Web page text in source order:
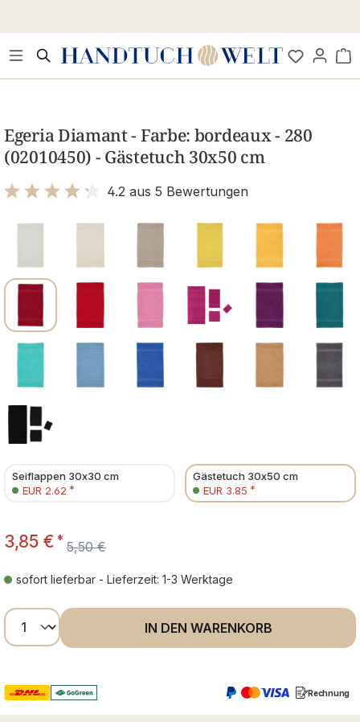
Egeria Diamant - Farbe: bordeaux - 280
(02010450) - Gästetuch 30x50 cm
4.2 aus 5 Bewertungen
Seiflappen 30x30 cm
EUR 2.62 *
Gästetuch 30x50 cm
EUR 3.85 *
3,85 € * 5,50 €
sofort lieferbar - Lieferzeit: 1-3 Werktage
Produkt Anzahl: Gib den gewünschten
IN DEN WARENKORB
Rechnung